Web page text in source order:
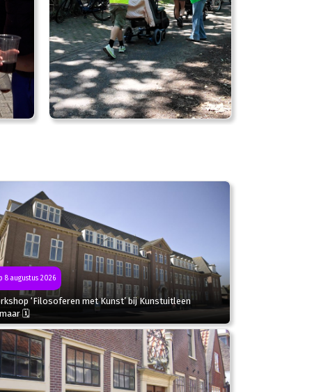
8 augustus 2026
‘Filosoferen met Kunst’ bij Kunstuitleen
🗓